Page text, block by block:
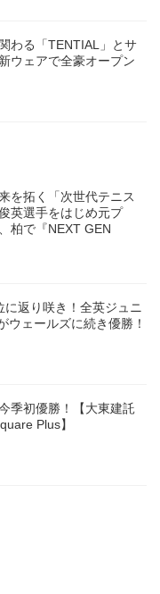
わる「TENTIAL」とサ
ウェアで全豪オープン
を拓く「次世代テニス
英選手をはじめ元プ
柏で『NEXT GEN
返り咲き！全英ジュニ
ウェールズに続き優勝！
季初優勝！【大東建託
Plus】